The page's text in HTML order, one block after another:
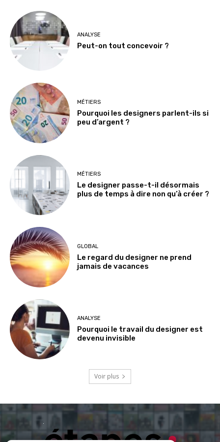
ANALYSE
Peut-on tout concevoir ?
MÉTIERS
Pourquoi les designers parlent-ils si
peu d’argent ?
MÉTIERS
Le designer passe-t-il désormais
plus de temps à dire non qu’à créer ?
GLOBAL
Le regard du designer ne prend
jamais de vacances
ANALYSE
Pourquoi le travail du designer est
devenu invisible
Voir plus